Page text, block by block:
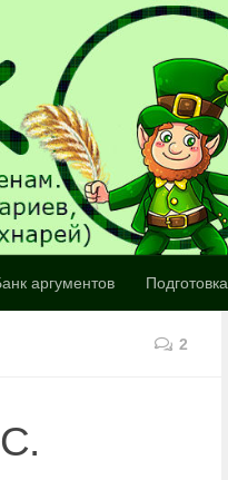
аргументов Подготовка
2